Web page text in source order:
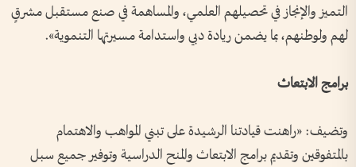
التميز والإنجاز في تحصيلهم العلمي، والمساهمة في صنع مستقبل مشرقٍ
لهم ولوطنهم، بما يضمن ريادة دبي واستدامة مسيرتها التنموية».
برامج الابتعاث
وتضيف: «راهنت قيادتنا الرشيدة على تبني المواهب والاهتمام
بالمتفوقين وتقديم برامج الابتعاث والمنح الدراسية وتوفير جميع سبل